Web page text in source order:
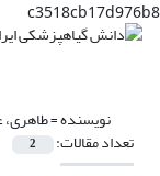
c3518cb17d976b8
نویسنده =
تعداد مقالات: 2